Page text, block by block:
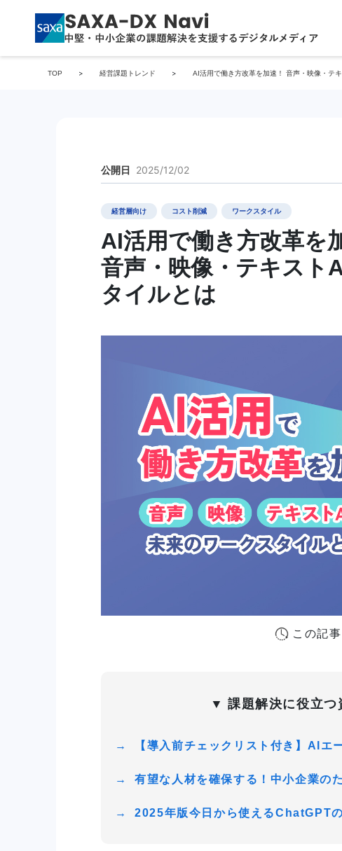
TOP > 経営課題トレンド > AI活用で働き方改革を加速！ 音声・映像・テ
公開日 2025/12/02
経営層向け コスト削減 ワークスタイル
AI活用で働き方改革を
音声・映像・テキスト
タイルとは
この記
▼ 課題解決に役立つ
→ 【導入前チェックリスト付き】AIエ
→ 有望な人材を確保する！中小企業の
→ 2025年版今日から使えるChatGPT